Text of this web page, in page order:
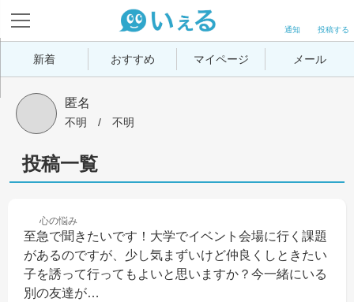
投稿する
通知
新着 おすすめ マイページ メール
匿名
不明 / 不明
投稿一覧
心の悩み
至急で聞きたいです！大学でイベント会場に行く課題
があるのですが、少し気まずいけど仲良くしときたい
子を誘って行ってもよいと思いますか？今一緒にいる
別の友達が…